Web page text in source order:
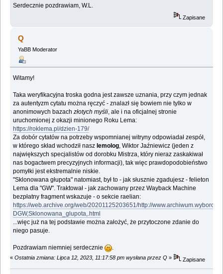
Serdecznie pozdrawiam, W.L.
Zapisane
Q
YaBB Moderator
Witamy!
Taka weryfikacyjna troska godna jest zawsze uznania, przy czym jednak
za autentyzm cytatu można ręczyć - znalazł się bowiem nie tylko w
anonimowych bazachzłotych myśli , ale i na oficjalnej stronie
uruchomionej z okazji minionego Roku Lema:
https://roklema.pl/dzien-179/
Za dobór cytatów na potrzeby wspomnianej witryny odpowiadał zespół,
w którego skład wchodził naszlemolog , Wiktor Jaźniewicz (jeden z
największych specjalistów od dorobku Mistrza, który nieraz zaskakiwał
nas bogactwem precyzyjnych informacji), tak więc prawdopodobieństwo
pomyłki jest ekstremalnie niskie.
"Sklonowana głupota" natomiast, był to - jak słusznie zgadujesz - felieton
Lema dla "GW". Traktował - jak zachowany przez Wayback Machine
bezpłatny fragment wskazuje - o sekcie raelian:
https://web.archive.org/web/20201125203651/http://
DGW,Sklonowana_glupota,.html
...więc już na tej podstawie można założyć, że przytoczone zdanie do
niego pasuje.
Pozdrawiam niemniej serdecznie
« Ostatnia zmiana: Lipca 12, 2023, 11:17:58 pm wysłana przez Q » Zapisane